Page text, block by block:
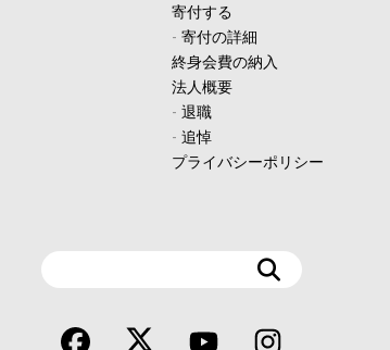
寄付する
- 寄付の詳細
終身会費の納入
法人概要
- 退職
- 追悼
プライバシーポリシー